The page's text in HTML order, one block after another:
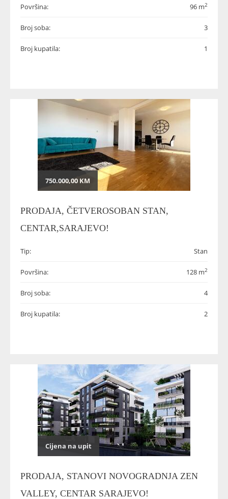
Površina: 96 m2
Broj soba: 3
Broj kupatila: 1
750.000,00 KM
PRODAJA, ČETVEROSOBAN STAN,
CENTAR,SARAJEVO!
Tip: Stan
Površina: 128 m2
Broj soba: 4
Broj kupatila: 2
Cijena na upit
PRODAJA, STANOVI NOVOGRADNJA ZEN
VALLEY, CENTAR SARAJEVO!